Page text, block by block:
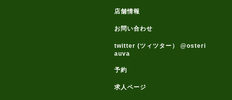
店舗情報
お問い合わせ
twitter (ツィツター） @osteri
auva
予約
求人ページ